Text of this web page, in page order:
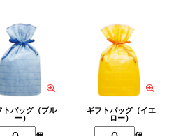
トバッグ（ブル
ー）
ギフトバッグ（イエ
ロー）